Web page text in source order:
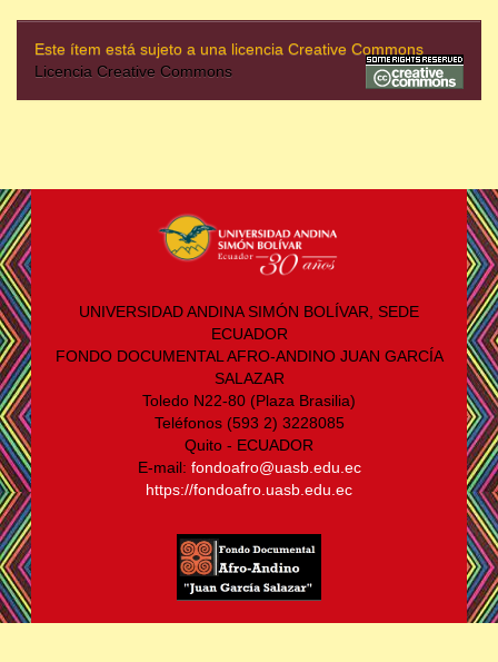
Este ítem está sujeto a una licencia Creative Commons
Licencia Creative Commons
UNIVERSIDAD ANDINA SIMÓN BOLÍVAR, SEDE
ECUADOR
FONDO DOCUMENTAL AFRO-ANDINO JUAN GARCÍA
SALAZAR
Toledo N22-80 (Plaza Brasilia)
Teléfonos (593 2) 3228085
Quito - ECUADOR
E-mail: fondoafro@uasb.edu.ec
https://fondoafro.uasb.edu.ec